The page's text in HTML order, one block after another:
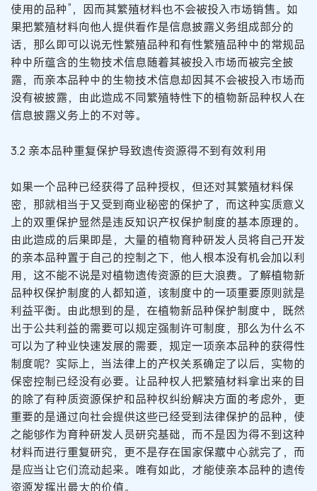
使用的品种”，因而其繁殖材料也不会被投入市场销售。如
果把繁殖材料向他人提供看作是信息披露义务组成部分的
话，那么即可以说无性繁殖品种和有性繁殖品种中的常规品
种中所蕴含的生物技术信息随着其被投入市场而被完全披
露，而亲本品种中的生物技术信息却因其不会被投入市场而
没有被披露，由此造成不同繁殖特性下的植物新品种权人在
信息披露义务上的不对等。
3.2 亲本品种重复保护导致遗传资源得不到有效利用
如果一个品种已经获得了品种授权，但还对其繁殖材料保
密，那就相当于又受到商业秘密的保护了，而这种实质意义
上的双重保护显然是违反知识产权保护制度的基本原理的。
由此造成的后果即是，大量的植物育种研发人员将自己开发
的亲本品种置于自己的控制之下，他人根本没有机会加以利
用，这不能不说是对植物遗传资源的巨大浪费。了解植物新
品种权保护制度的人都知道，该制度中的一项重要原则就是
利益平衡。由此想到的是，在植物新品种保护制度中，既然
出于公共利益的需要可以规定强制许可制度，那么为什么不
可以为了种业快速发展的需要，规定一项亲本品种的获得性
制度呢？实际上，当法律上的产权关系确定了以后，实物的
保密控制已经没有必要。让品种权人把繁殖材料拿出来的目
的除了有种质资源保护和品种权纠纷解决方面的考虑外，更
重要的是通过向社会提供这些已经受到法律保护的品种，使
之能够作为育种研发人员研究基础，而不是因为得不到这种
材料而进行重复研究，更不是存在国家保藏中心就完了，而
是应当让它们流动起来。唯有如此，才能使亲本品种的遗传
资源发挥出最大的价值。